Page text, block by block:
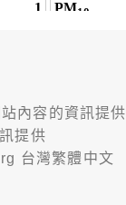
內容的資訊提供
提供
台灣繁體中文